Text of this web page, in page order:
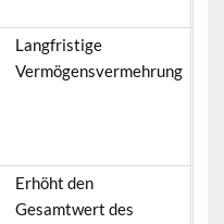
Langfristige
Vermögensvermehrung
Erhöht den
Gesamtwert des